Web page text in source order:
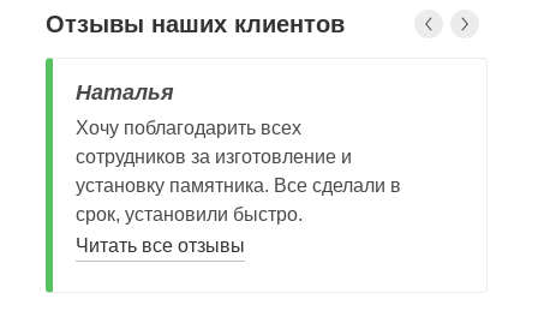
Отзывы наших клиентов
Наталья
Хочу поблагодарить всех
сотрудников за изготовление и
установку памятника. Все сделали в
срок, установили быстро.
Читать все отзывы